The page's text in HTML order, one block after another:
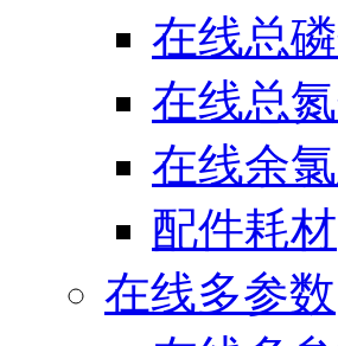
在线总
在线总
在线余
配件耗材
在线多参数